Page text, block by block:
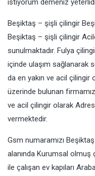
istiyorum demeniz
Beşiktaş – şişli çilingir
Beşiktaş – şişli çilingir
sunulmaktadır. Fulya
içinde ulaşım sağlanarak
da en yakın ve acil
üzerinde bulunan
ve acil çilingir olarak
vermektedir.
Gsm numaramızı
alanında Kurumsal olmuş
ile çalışan ev kapıları